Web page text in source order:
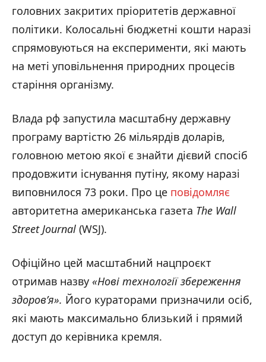
головних закритих пріоритетів державної
політики. Колосальні бюджетні кошти наразі
спрямовуються на експерименти, які мають
на меті уповільнення природних процесів
старіння організму.
Влада рф запустила масштабну державну
програму вартістю 26 мільярдів доларів,
головною метою якої є знайти дієвий спосіб
продовжити існування путіну, якому наразі
виповнилося 73 роки. Про це повідомляє
авторитетна американська газета The Wall
Street Journal (WSJ).
Офіційно цей масштабний нацпроєкт
отримав назву «Нові технології збереження
здоров’я». Його кураторами призначили осіб,
які мають максимально близький і прямий
доступ до керівника кремля.